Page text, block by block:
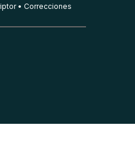
Correcciones